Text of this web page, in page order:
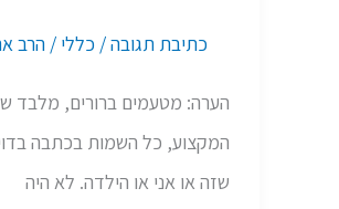
כתיבת תגובה/ כללי / הרב
הערה: מטעמים ברורים, מלבד
המקצוע, כל השמות בכתבה
שזה או אני או הילדה. לא היה
/
קטיפה